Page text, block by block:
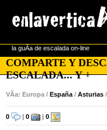
la guÃ­a de escalada on-line
COMPARTE Y
ESCALADA... Y +
VÃ­a: Europa / España / Asturias /
0 | 0 | 0